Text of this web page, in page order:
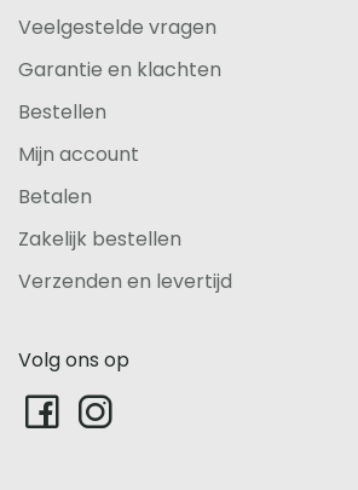
Veelgestelde vragen
Garantie en klachten
Bestellen
Mijn account
Betalen
Zakelijk bestellen
Verzenden en levertijd
Volg ons op